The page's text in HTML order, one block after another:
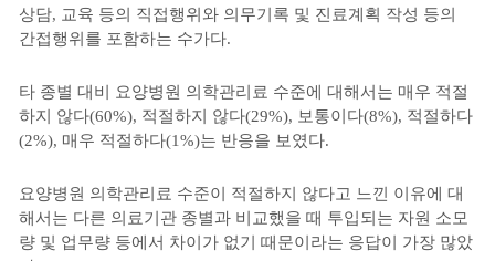
상담, 교육 등의 직접행위와 의무기록 및 진료계획 작성 등의
간접행위를 포함하는 수가다.
타 종별 대비 요양병원 의학관리료 수준에 대해서는 매우 적절
하지 않다(60%), 적절하지 않다(29%), 보통이다(8%), 적절하다
(2%), 매우 적절하다(1%)는 반응을 보였다.
요양병원 의학관리료 수준이 적절하지 않다고 느낀 이유에 대
해서는 다른 의료기관 종별과 비교했을 때 투입되는 자원 소모
량 및 업무량 등에서 차이가 없기 때문이라는 응답이 가장 많았